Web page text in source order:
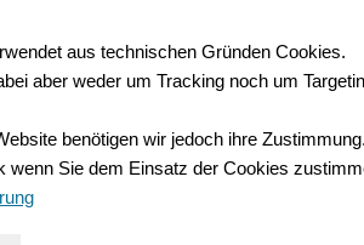
aus technischen Gründen Cookies.
aber weder um Tracking noch um
benötigen wir jedoch ihre
wenn Sie dem Einsatz der Cookies